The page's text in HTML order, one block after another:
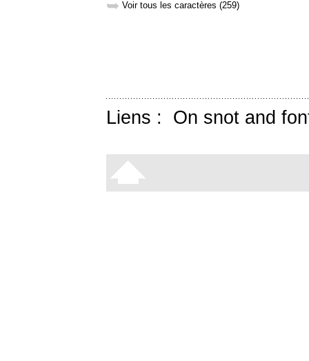
➥ Voir tous les caractères (259)
Liens : On snot and